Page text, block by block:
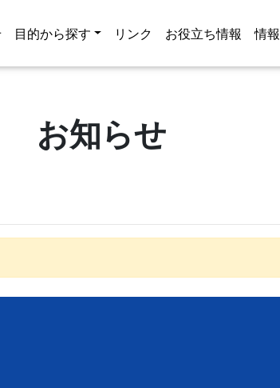
目的から探す リンク お役立ち情報 情
お知らせ